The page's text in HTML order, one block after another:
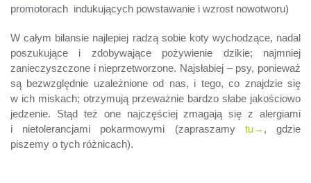
promotorach indukujących powstawanie i wzrost nowotworu)
W całym bilansie najlepiej radzą sobie koty wychodzące, nadal
poszukujące i zdobywające pożywienie dzikie; najmniej
zanieczyszczone i nieprzetworzone. Najsłabiej – psy, ponieważ
są bezwzględnie uzależnione od nas, i tego, co znajdzie się
w ich miskach; otrzymują przeważnie bardzo słabe jakościowo
jedzenie. Stąd też one najczęściej zmagają się z alergiami
i nietolerancjami pokarmowymi (zapraszamy tu→ , gdzie
piszemy o tych różnicach).